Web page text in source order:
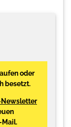
oder
besetzt.
Mail.